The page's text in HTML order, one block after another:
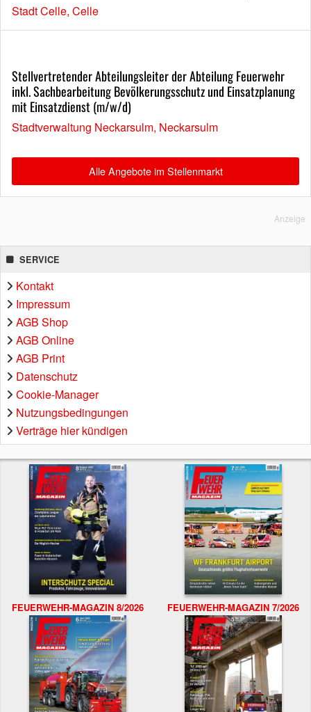
Stadt Celle, Celle
Stellvertretender Abteilungsleiter der Abteilung Feuerwehr
inkl. Sachbearbeitung Bevölkerungsschutz und Einsatzplanung
mit Einsatzdienst (m/w/d)
Stadtverwaltung Neckarsulm, Neckarsulm
Alle Angebote im Stellenmarkt
Anzeige
SERVICE
Kontakt
Impressum
AGB Shop
AGB Online
AGB Print
Datenschutz
Cookie-Manager
Nutzungsbedingungen
Verträge hier kündigen
FEUERWEHR-MAGAZIN 8/2026 FEUERWEHR-MAGAZIN 7/2026